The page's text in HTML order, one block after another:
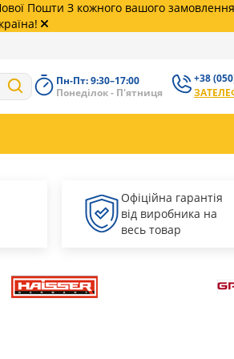
Пошти З кожного вашого
Пн-Пт: 9:30–17:00
Понеділок - П'ятниця
+38
+38
62
+38
Офіційна гарантія
від виробника на
весь товар